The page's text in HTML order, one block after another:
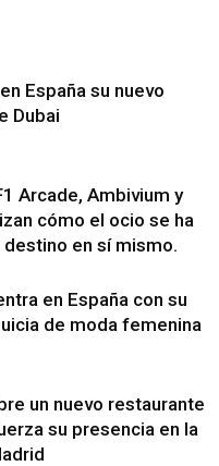
España su nuevo
Dubai
Arcade, Ambivium y
cómo el ocio se ha
en sí mismo.
en España con su
de moda femenina
un nuevo restaurante
su presencia en la